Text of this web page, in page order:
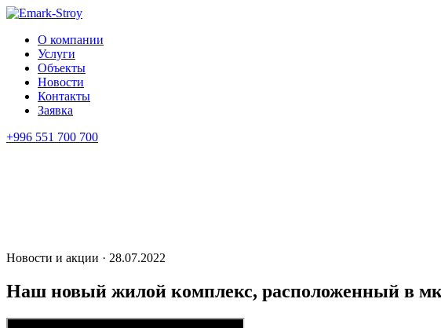
О компании
Услуги
Объекты
Новости
Контакты
Заявка
+996 551 700 700
Новости и акции · 28.07.2022
Наш новый жилой комплекс, расположенный в